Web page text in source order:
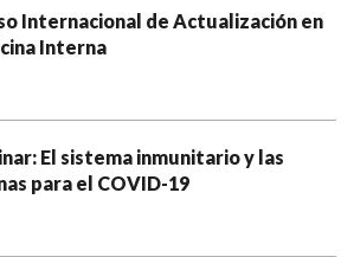
Internacional de Actualización en
Interna
El sistema inmunitario y las
para el COVID-19